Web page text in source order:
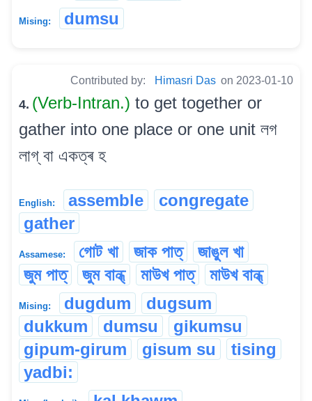
Mising: dumsu
Contributed by: Himasri Das on 2023-01-10
4. (Verb-Intran.) to get together or
gather into one place or one unit লগ
লাগ্ বা একত্ৰ হ
English: assemble
congregate
gather
Assamese: গোট খা জাক পাত্
জাঙুল খা
জুম পাত্
জুম বান্ধ্ মাউখ পাত্ মাউখ বান্ধ্
Mising: dugdum
dugsum
dukkum
dumsu
gikumsu
gipum-girum
gisum su
tising
yadbi: